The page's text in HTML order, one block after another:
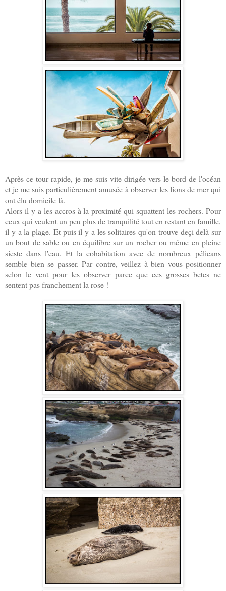
Après ce tour rapide, je me suis vite dirigée vers le bord de l'océan
et je me suis particulièrement amusée à observer les lions de mer qui
ont élu domicile là.
Alors il y a les accros à la proximité qui squattent les rochers. Pour
ceux qui veulent un peu plus de tranquilité tout en restant en famille,
il y a la plage. Et puis il y a les solitaires qu'on trouve deçi delà sur
un bout de sable ou en équilibre sur un rocher ou même en pleine
sieste dans l'eau. Et la cohabitation avec de nombreux pélicans
semble bien se passer. Par contre, veillez à bien vous positionner
selon le vent pour les observer parce que ces grosses betes ne
sentent pas franchement la rose !